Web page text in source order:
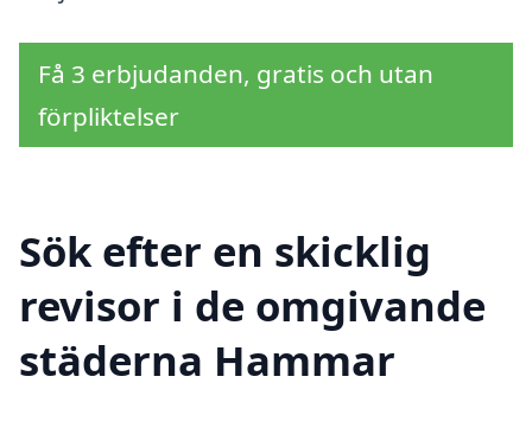
Få 3 erbjudanden, gratis och utan
förpliktelser
Sök efter en skicklig
revisor i de omgivande
städerna Hammar